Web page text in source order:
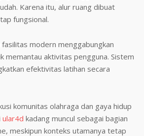
Karena itu, alur ruang dibuat
fungsional.
modern menggabungkan
memantau aktivitas pengguna. Sistem
efektivitas latihan secara
komunitas olahraga dan gaya hidup
ular4d kadang muncul sebagai bagian
meskipun konteks utamanya tetap